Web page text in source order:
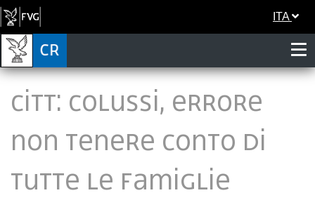
ITA
Citt: Colussi, errore
non tenere conto di
tutte le famiglie